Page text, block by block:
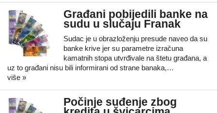
Građani pobijedili banke na
sudu u slučaju Franak
Sudac je u obrazloženju presude naveo da su
banke krive jer su parametre izračuna
kamatnih stopa utvrđivale na štetu građana, a
uz to građani nisu bili informirani od strane banaka,…
više »
Počinje suđenje zbog